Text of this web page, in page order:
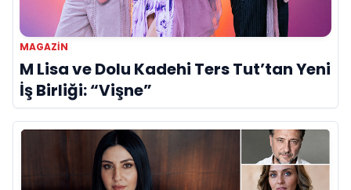
MAGAZIN
M Lisa ve Dolu Kadehi Ters Tut’tan Yeni
İş Birliği: “Vişne”